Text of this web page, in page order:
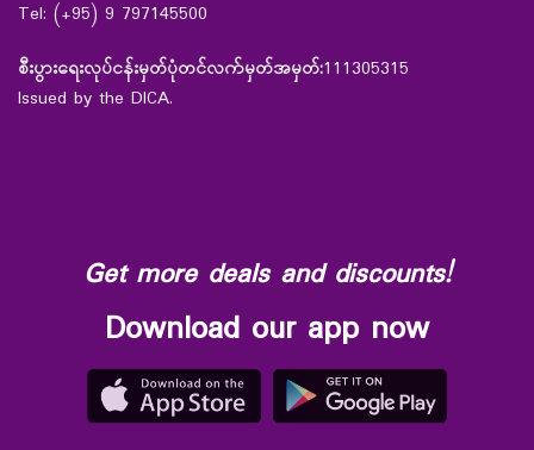
Tel: (+95) 9 797145500
စီးပွားရေးလုပ်ငန်းမှတ်ပုံတင်လက်မှတ်အမှတ်:111305315
Issued by the DICA.
Get more deals and discounts!
Download our app now